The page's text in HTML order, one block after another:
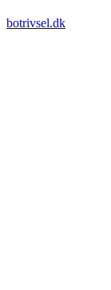
botrivsel.dk